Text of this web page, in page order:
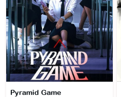
Pyramid Game